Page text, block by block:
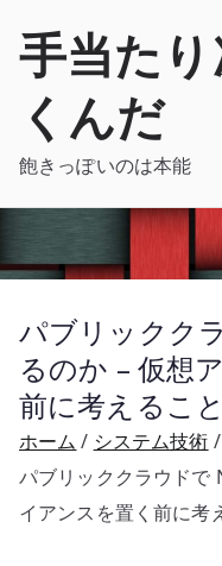
手当た
くんだ
飽きっぽいのは本能
パブリックク
るのか – 仮想
前に考えること
ホーム システム技術
パブリッククラウドで
イアンスを置く前に考